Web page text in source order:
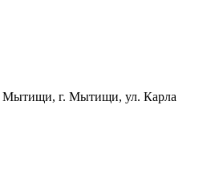
Мытищи, г. Мытищи, ул. Карла